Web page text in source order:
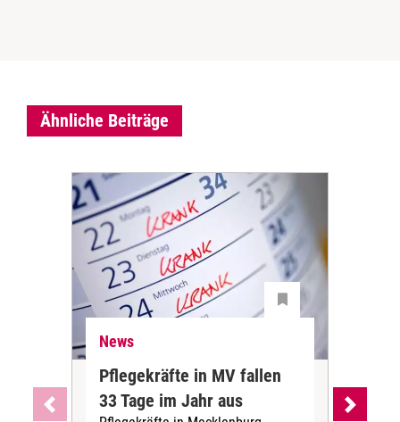
Ähnliche Beiträge
News
Pflegekräfte in MV fallen
33 Tage im Jahr aus